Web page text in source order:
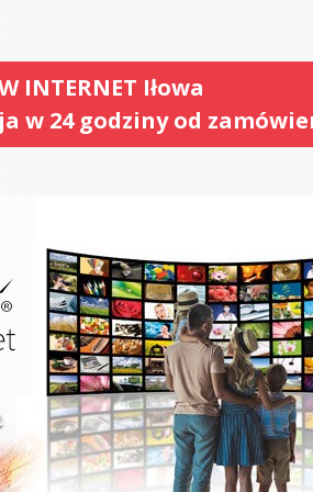
INTERNET Iłowa
w 24 godziny od